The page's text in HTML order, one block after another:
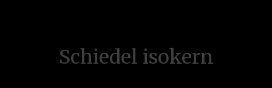
Schiedel isokern